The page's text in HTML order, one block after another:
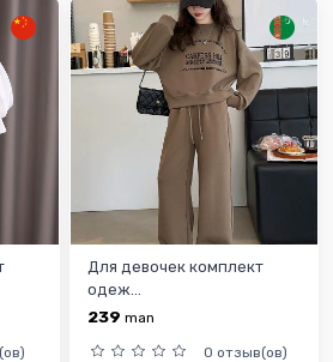
Для девочек комплект
одеж...
239 man
0 отзыв(ов)